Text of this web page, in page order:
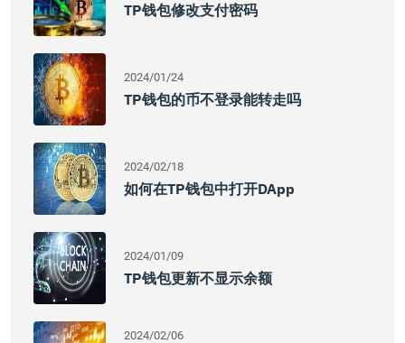
TP钱包修改支付密码
2024/01/24
TP钱包的币不登录能转走吗
2024/02/18
如何在TP钱包中打开DApp
2024/01/09
TP钱包更新不显示余额
2024/02/06